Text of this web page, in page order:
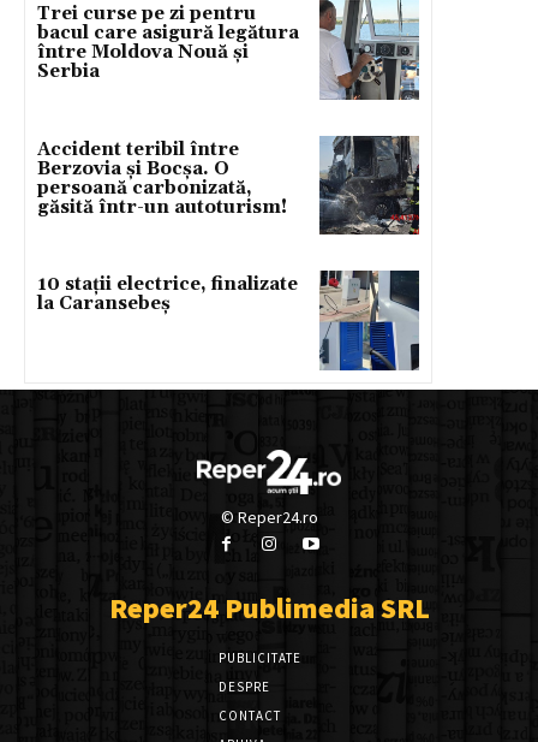
Trei curse pe zi pentru
bacul care asigură legătura
între Moldova Nouă și
Serbia
Accident teribil între
Berzovia și Bocșa. O
persoană carbonizată,
găsită într-un autoturism!
10 stații electrice, finalizate
la Caransebeș
© Reper24.ro
Reper24 Publimedia SRL
PUBLICITATE
DESPRE
CONTACT